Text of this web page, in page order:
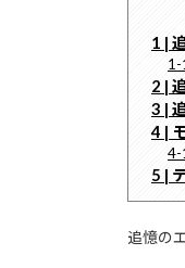
1 |
1-
2 |
3 |
4 |
4-
5 |
追憶の